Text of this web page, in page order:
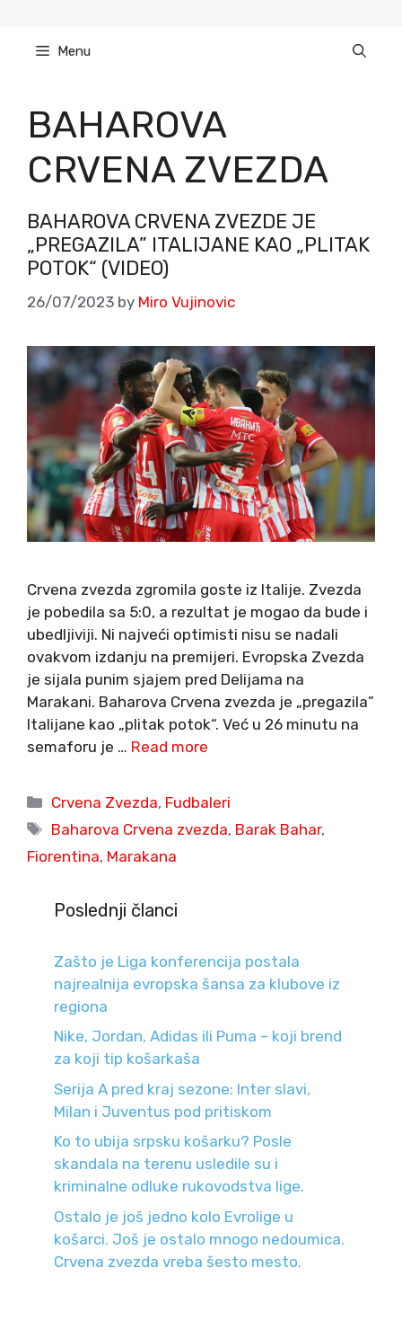
content Menu
BAHAROVA
CRVENA ZVEZDA
BAHAROVA CRVENA ZVEZDE JE
„PREGAZILA” ITALIJANE KAO „PLITAK
POTOK“ (VIDEO)
26/07/2023 by Miro Vujinovic
Crvena zvezda zgromila goste iz Italije. Zvezda
je pobedila sa 5:0, a rezultat je mogao da bude i
ubedljiviji. Ni najveći optimisti nisu se nadali
ovakvom izdanju na premijeri. Evropska Zvezda
je sijala punim sjajem pred Delijama na
Marakani. Baharova Crvena zvezda je „pregazila”
Italijane kao „plitak potok“. Već u 26 minutu na
semaforu je … Read more
Categories
Crvena Zvezda, Fudbaleri
Tags
Baharova Crvena zvezda, Barak Bahar,
Fiorentina, Marakana
Poslednji članci
Zašto je Liga konferencija postala
najrealnija evropska šansa za klubove iz
regiona
Nike, Jordan, Adidas ili Puma – koji brend
za koji tip košarkaša
Serija A pred kraj sezone: Inter slavi,
Milan i Juventus pod pritiskom
Ko to ubija srpsku košarku? Posle
skandala na terenu usledile su i
kriminalne odluke rukovodstva lige.
Ostalo je još jedno kolo Evrolige u
košarci. Još je ostalo mnogo nedoumica.
Crvena zvezda vreba šesto mesto.